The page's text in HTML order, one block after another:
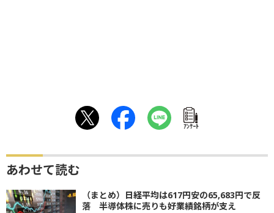
ｱﾝｹｰﾄ
あわせて読む
（まとめ）日経平均は617円安の65,683円で反
落 半導体株に売りも好業績銘柄が支え